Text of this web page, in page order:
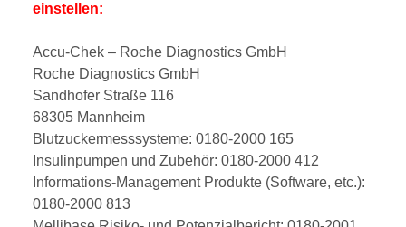
einstellen:
Accu-Chek – Roche Diagnostics GmbH
Roche Diagnostics GmbH
Sandhofer Straße 116
68305 Mannheim
Blutzuckermesssysteme: 0180-2000 165
Insulinpumpen und Zubehör: 0180-2000 412
Informations-Management Produkte (Software, etc.):
0180-2000 813